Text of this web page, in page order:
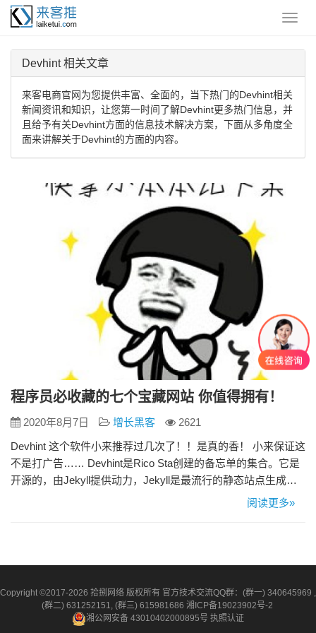
Devhint 相关文章
来客电商官网为您提供丰富、全面的，当下热门的Devhint相关
新闻资讯和知识，让您第一时间了解Devhint更多热门信息，并
且给予有关Devhint方面的信息技术解决方案，下面从多角度全
面来讲解关于Devhint的方面的内容。
程序员必收藏的七个宝藏网站 你值得拥有！
2020年8月7日 增长黑客
2621
Devhint 这个软件小来推荐过几次了！！是真的香！ 小来保证这
不是打广告…… Devhint是Rico Sta创建的备忘单的集合。它是
开源的，由Jekyll提供动力，Jekyll是最流行的静态站点生成器
之一。这个网站里面收集了非常多技术类型的速查表，你能很
阅读更多»
Copyright ©2017-2026 拾捌网络 版权所有 官方技术交流QQ群：(群一) 340645969 ,
(群二) 631252151, (群三) 615981686 湘ICP备19023902号-2
湘公网安备 43010402000895号 执照认证